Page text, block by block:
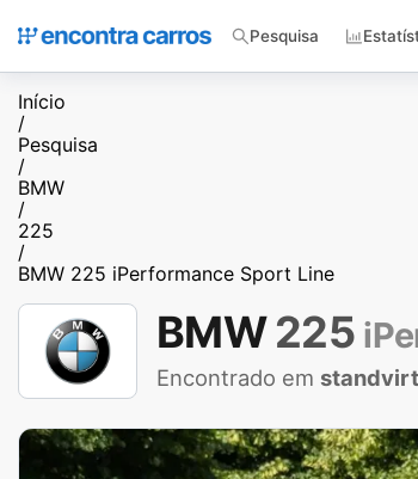
Pesquisa
Início
/
Pesquisa
/
BMW
/
225
/
BMW 225 iPerformance Sport Line
BMW 225
Encontrado em